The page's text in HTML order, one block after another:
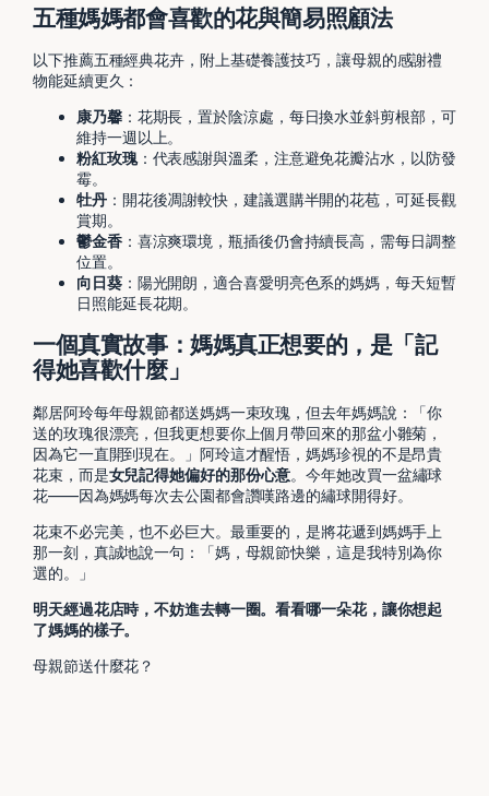
五種媽媽都會喜歡的花與簡易照顧法
以下推薦五種經典花卉，附上基礎養護技巧，讓母親的感謝禮
物能延續更久：
康乃馨：花期長，置於陰涼處，每日換水並斜剪根部，可
維持一週以上。
粉紅玫瑰：代表感謝與溫柔，注意避免花瓣沾水，以防發
霉。
牡丹：開花後凋謝較快，建議選購半開的花苞，可延長觀
賞期。
鬱金香：喜涼爽環境，瓶插後仍會持續長高，需每日調整
位置。
向日葵：陽光開朗，適合喜愛明亮色系的媽媽，每天短暫
日照能延長花期。
一個真實故事：媽媽真正想要的，是「記
得她喜歡什麼」
鄰居阿玲每年母親節都送媽媽一束玫瑰，但去年媽媽說：「你
送的玫瑰很漂亮，但我更想要你上個月帶回來的那盆小雛菊，
因為它一直開到現在。」阿玲這才醒悟，媽媽珍視的不是昂貴
花束，而是女兒記得她偏好的那份心意。今年她改買一盆繡球
花——因為媽媽每次去公園都會讚嘆路邊的繡球開得好。
花束不必完美，也不必巨大。最重要的，是將花遞到媽媽手上
那一刻，真誠地說一句：「媽，母親節快樂，這是我特別為你
選的。」
明天經過花店時，不妨進去轉一圈。看看哪一朵花，讓你想起
了媽媽的樣子。
母親節送什麼花？